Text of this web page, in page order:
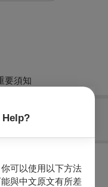
可以使用以下方法
與中文原文有所差
要須知